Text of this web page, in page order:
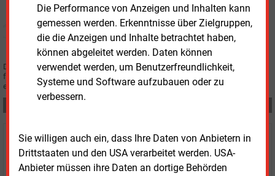
Die Performance von Anzeigen und Inhalten kann
gemessen werden. Erkenntnisse über Zielgruppen,
die die Anzeigen und Inhalte betrachtet haben,
können abgeleitet werden. Daten können
verwendet werden, um Benutzerfreundlichkeit,
Systeme und Software aufzubauen oder zu
verbessern.
Sie willigen auch ein, dass Ihre Daten von Anbietern in
Drittstaaten und den USA verarbeitet werden. USA-
Anbieter müssen ihre Daten an dortige Behörden
Freitag, 21.06.2024, 13:11
WINDKRAFT OFFSHORE
Ergebnisse der dynamischen Gebotsverfahren
publiziert
Die Bundesnetzagentur hat die Zuschläge in den Offshore-Ausschreibungen
für nicht zentral voruntersuchte Flächen bekannt gegeben. Demnach
erzielten sie 3 Milliarden Euro Gebote.
Haben Sie Interesse an Content oder
Mehrfachzugängen für Ihr Unternehmen?